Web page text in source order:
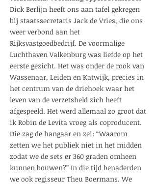
Dick Berlijn heeft ons aan tafel gekregen
bij staatssecretaris Jack de Vries, die ons
weer verbond aan het
Rijksvastgoedbedrijf. De voormalige
Luchthaven Valkenburg was liefde op het
eerste gezicht. Het was onder de rook van
Wassenaar, Leiden en Katwijk, precies in
het centrum van de driehoek waar het
leven van de verzetsheld zich heeft
afgespeeld. Het werd allemaal zo groot dat
ik Robin de Levita vroeg als coproducent.
Die zag de hangaar en zei: “Waarom
zetten we het publiek niet in het midden
zodat we de sets er 360 graden omheen
kunnen bouwen?” In die tijd benaderden
we ook regisseur Theu Boermans. We